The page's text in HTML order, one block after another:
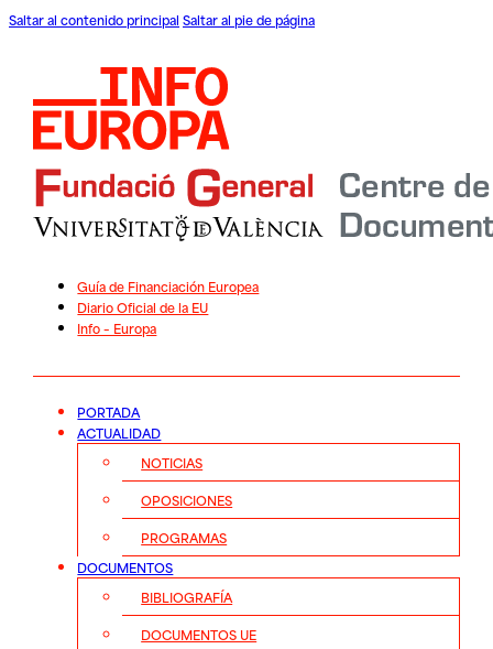
Saltar al contenido principal Saltar al pie de página
Guía de Financiación Europea
Diario Oficial de la EU
Info – Europa
PORTADA
ACTUALIDAD
NOTICIAS
OPOSICIONES
PROGRAMAS
DOCUMENTOS
BIBLIOGRAFÍA
DOCUMENTOS UE